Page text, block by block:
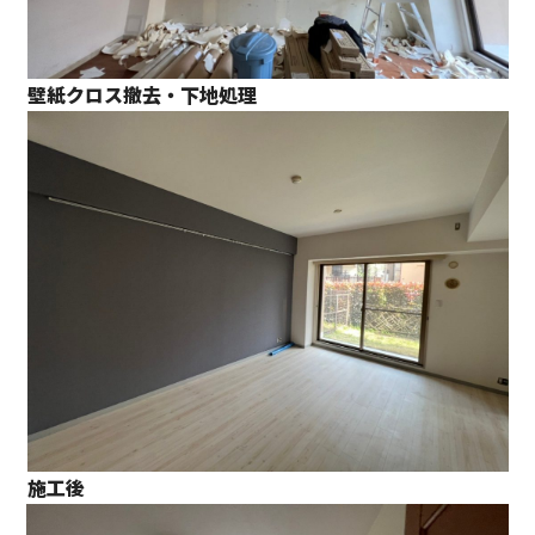
壁紙クロス撤去・下地処理
施工後